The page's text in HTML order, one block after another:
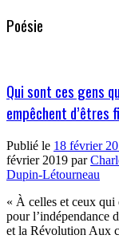
Poésie
Qui sont ces gens
empêchent d’êtres
Publié le 18 février
février 2019 par
Dupin-Létourneau
« À celles et ceux qui
pour l’indépendance
et la Révolution Aux